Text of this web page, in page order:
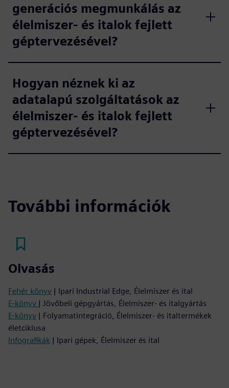
generációs megmunkálás az
élelmiszer- és italok fejlett
géptervezésével?
Hogyan néznek ki az
adatalapú szolgáltatások az
élelmiszer- és italok fejlett
géptervezésével?
További információk
Olvasás
Fehér könyv | Ipari Industrial Edge, Élelmiszer és ital
E-könyv | Jövőbeli gépgyártás, Élelmiszer- és italgyártás
E-könyv | Folyamatintegráció, Élelmiszer- és italtermékek
életciklusa
Infografikák | Ipari gépek, Élelmiszer és ital